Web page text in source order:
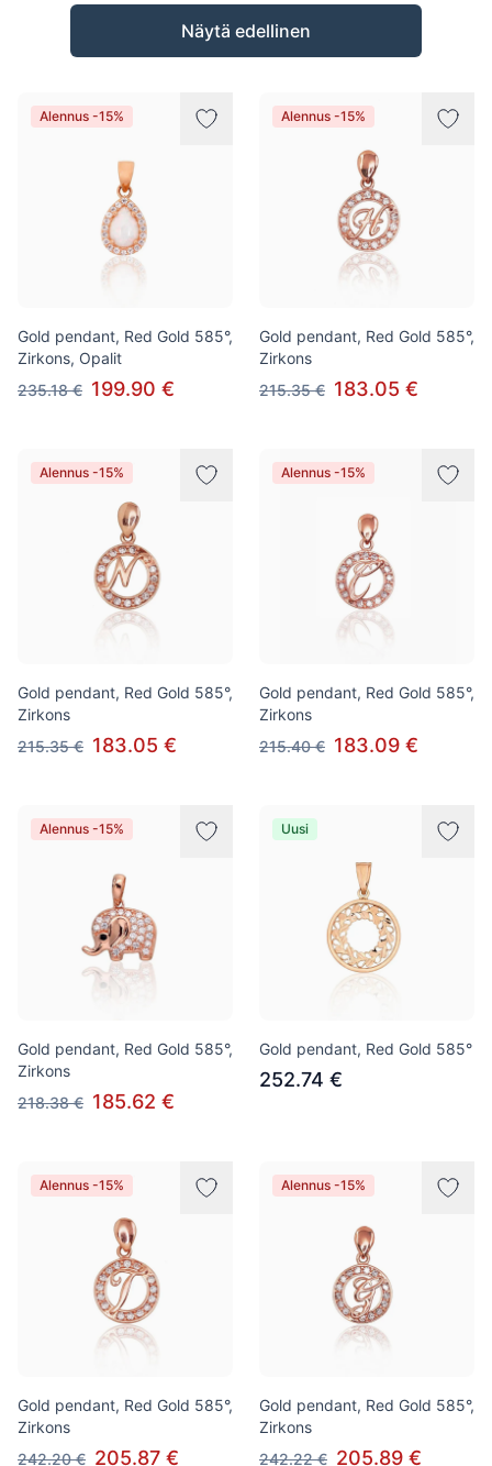
Tuotteet
Näytä edellinen
Alennus -15%
Gold pendant, Red Gold 585°,
Zirkons, Opalit
235.18 € 199.90 €
Alennus -15%
Gold pendant, Red Gold 585°,
Zirkons
215.35 € 183.05 €
Alennus -15%
Gold pendant, Red Gold 585°,
Zirkons
215.35 € 183.05 €
Alennus -15%
Gold pendant, Red Gold 585°,
Zirkons
215.40 € 183.09 €
Alennus -15%
Gold pendant, Red Gold 585°,
Zirkons
218.38 € 185.62 €
Uusi
Gold pendant, Red Gold 585°
252.74 €
Alennus -15%
Gold pendant, Red Gold 585°,
Zirkons
242.20 € 205.87 €
Alennus -15%
Gold pendant, Red Gold 585°,
Zirkons
242.22 € 205.89 €